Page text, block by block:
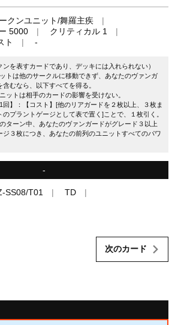
ークンユニット/舞羅主疾
5000
クリティカル 1
ト -
ンを表すカードであり、デッキには入れられない）
トは他のサークルに移動できず、あなたのヴァンガ
むなら、以下すべてを得る。
ットは相手のカードの影響を受けない。
回】：【コスト】[他のリアガードを２枚以上、３枚ま
プラントゲージとして表で置く]ことで、１枚引く。
ターン中、あなたのヴァンガードがグレード３以上
ジ３枚につき、あなたの前列のユニットすべてのパワ
-
SS08/T01
TD
次のカード